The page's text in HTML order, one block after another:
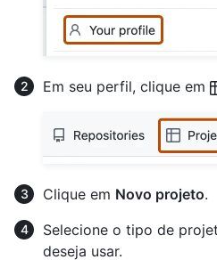
Em seu perfil, clique em
Clique em Novo projeto.
Selecione o tipo de
deseja usar.